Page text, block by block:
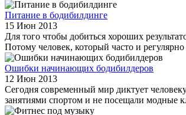
Питание в бодибилдинге
15 Июн 2013
Для того чтобы добиться хороших
Потому человек, который часто и
Ошибки начинающих бодибилдеров
12 Июн 2013
Сегодня современный мир диктует
занятиями спортом и не посещали модные